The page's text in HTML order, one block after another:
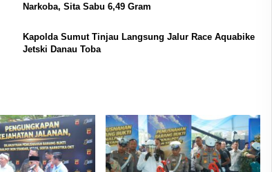
Narkoba, Sita Sabu 6,49 Gram
Kapolda Sumut Tinjau Langsung Jalur Race Aquabike
Jetski Danau Toba